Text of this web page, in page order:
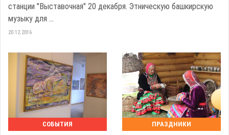
станции "Выставочная" 20 декабря. Этническую башкирскую
музыку для ...
20.12.2016
СОБЫТИЯ ПРАЗДНИКИ